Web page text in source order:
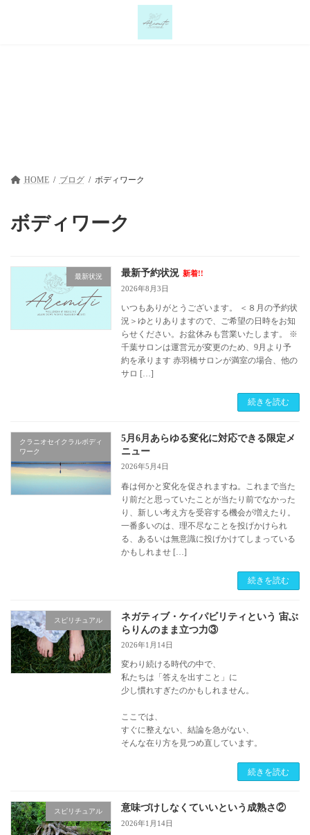
HOME ブログ ボディワーク
ボディワーク
最新状況 最新予約状況 新着!!
2026年8月3日
いつもありがとうございます。 ＜８月の予約状
況＞ゆとりありますので、ご希望の日時をお知
らせください。お盆休みも営業いたします。 ※
千葉サロンは運営元が変更のため、9月より予
約を承ります 赤羽橋サロンが満室の場合、他の
サロ […]
続きを読む
クラニオセイクラルボディ
ワーク
5月6月あらゆる変化に対応できる限定メ
ニュー
2026年5月4日
春は何かと変化を促されますね。これまで当た
り前だと思っていたことが当たり前でなかった
り、新しい考え方を受容する機会が増えたり。
一番多いのは、理不尽なことを投げかけられ
る、あるいは無意識に投げかけてしまっている
かもしれませ […]
続きを読む
スピリチュアル
ネガティブ・ケイパビリティという 宙ぶ
らりんのまま立つ力③
2026年1月14日
変わり続ける時代の中で、
私たちは「答えを出すこと」に
少し慣れすぎたのかもしれません。
ここでは、
すぐに整えない、結論を急がない、
そんな在り方を見つめ直しています。
続きを読む
スピリチュアル 意味づけしなくていいという成熟さ②
2026年1月14日